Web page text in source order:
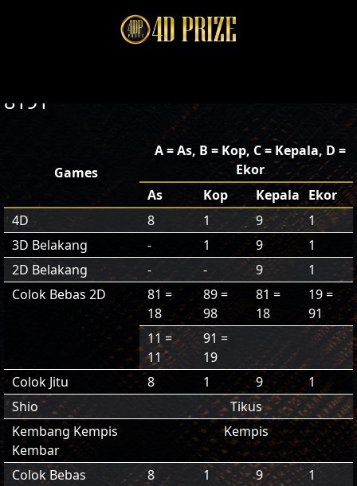
8191
Games
A = As, B = Kop, C = Kepala, D =
Ekor
As
Kop Kepala Ekor
4D
8 1 9
1
3D Belakang
- 1 9
1
2D Belakang
- - 9
1
Colok Bebas 2D
81 =
18
89 =
98
81 =
18
19 =
91
11 =
11
91 =
19
Colok Jitu
8 1 9
1
Shio
Tikus
Kembang Kempis
Kembar
Kempis
Colok Bebas 8 1 9
1